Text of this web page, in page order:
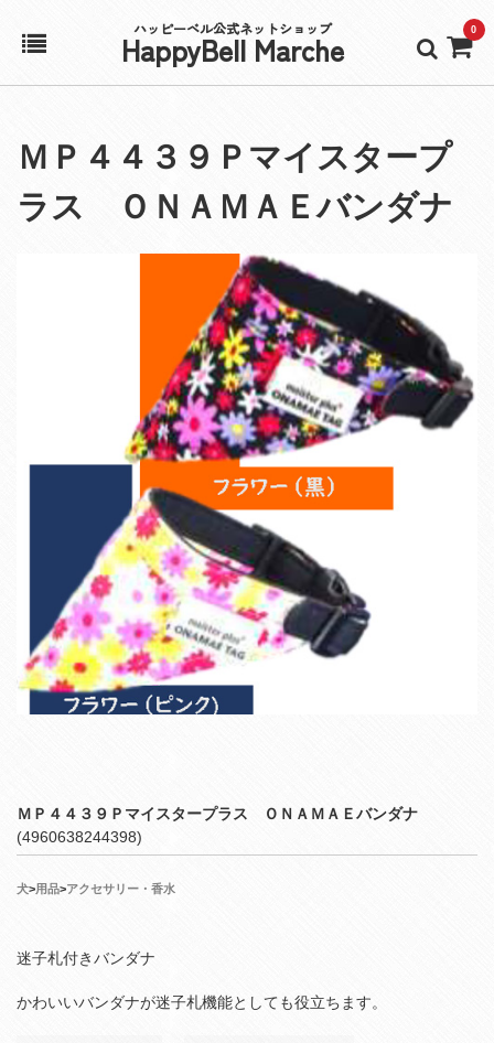
ハッピーベル公式ネットショップ
HappyBell Marche 0
アカウント
カート
ＭＰ４４３９Ｐマイスタープ
ラス ＯＮＡＭＡＥバンダナ
ＭＰ４４３９Ｐマイスタープラス ＯＮＡＭＡＥバンダナ
(4960638244398)
犬>用品>アクセサリー・香水
迷子札付きバンダナ
かわいいバンダナが迷子札機能としても役立ちます。